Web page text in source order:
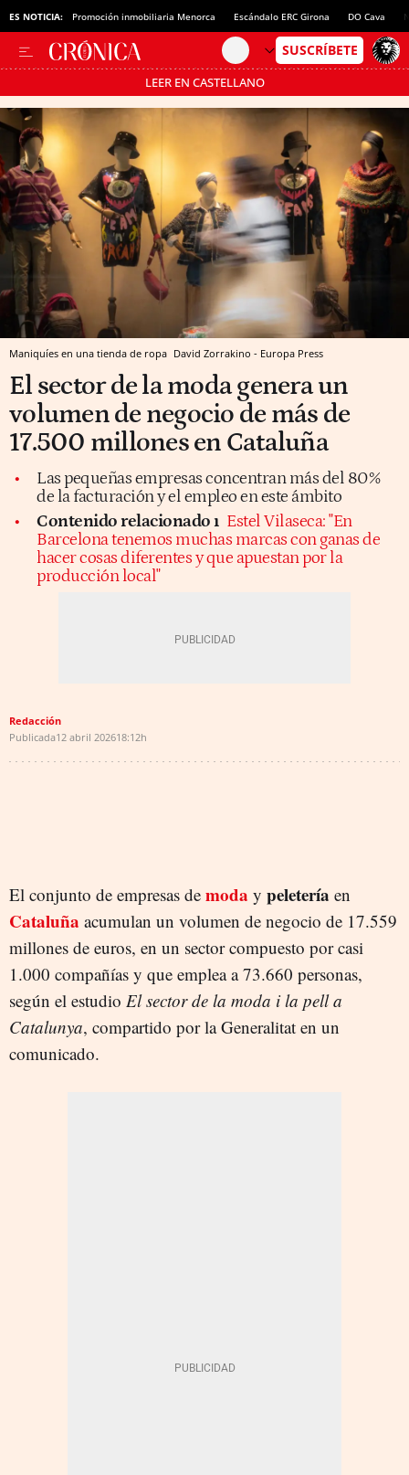
ES NOTICIA: Promoción inmobiliaria Menorca Escándalo ERC Girona DO Cava
LEER EN CASTELLANO
Pásate al MODO AHORRO
Maniquíes en una tienda de ropa David Zorrakino - Europa Press
El sector de la moda genera un
volumen de negocio de más de
17.500 millones en Cataluña
Las pequeñas empresas concentran más del 80%
de la facturación y el empleo en este ámbito
Contenido relacionado ı Estel Vilaseca: "En
Barcelona tenemos muchas marcas con ganas de
hacer cosas diferentes y que apuestan por la
producción local"
Redacción
Publicada12 abril 202618:12h
El conjunto de empresas de moda y peletería en
Cataluña acumulan un volumen de negocio de 17.559
millones de euros, en un sector compuesto por casi
1.000 compañías y que emplea a 73.660 personas,
según el estudio El sector de la moda i la pell a
Catalunya, compartido por la Generalitat en un
comunicado.